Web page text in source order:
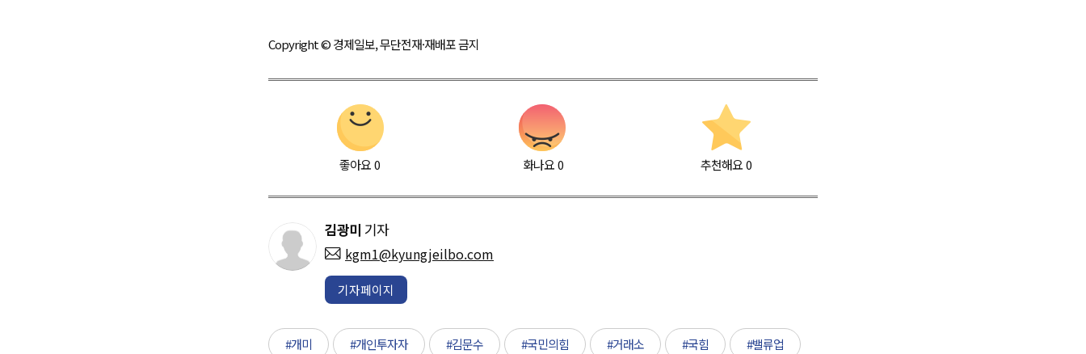
Copyright © 경제일보, 무단전재·재배포 금지
좋아요 0 화나요0 추천해요0
김광미 기자
kgm1@kyungjeilbo.com
기자페이지
#개미 #개인투자자 #김문수 #국민의힘 #거래소 #국힘 #밸류업